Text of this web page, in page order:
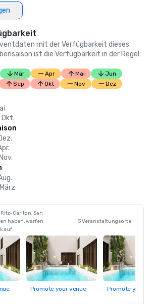
mit der Verfügbarkeit dieses
ist die Verfügbarkeit in der Regel
Mär Apr Mai
Jun
Sep Okt Nov Dez
Carlton, San
haben, warfen
auf
5 Veranstaltungsorte
Promote your venue Promote your